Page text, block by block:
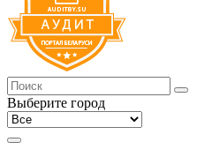
Выберите город